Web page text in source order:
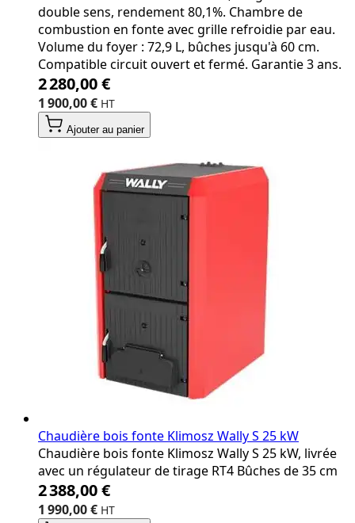
double sens, rendement 80,1%. Chambre de
combustion en fonte avec grille refroidie par eau.
Volume du foyer : 72,9 L, bûches jusqu'à 60 cm.
Compatible circuit ouvert et fermé. Garantie 3 ans.
2 280,00 €
1 900,00 €
Ajouter au panier
Chaudière bois fonte Klimosz Wally S 25 kW
Chaudière bois fonte Klimosz Wally S 25 kW, livrée
avec un régulateur de tirage RT4 Bûches de 35 cm
2 388,00 €
1 990,00 €